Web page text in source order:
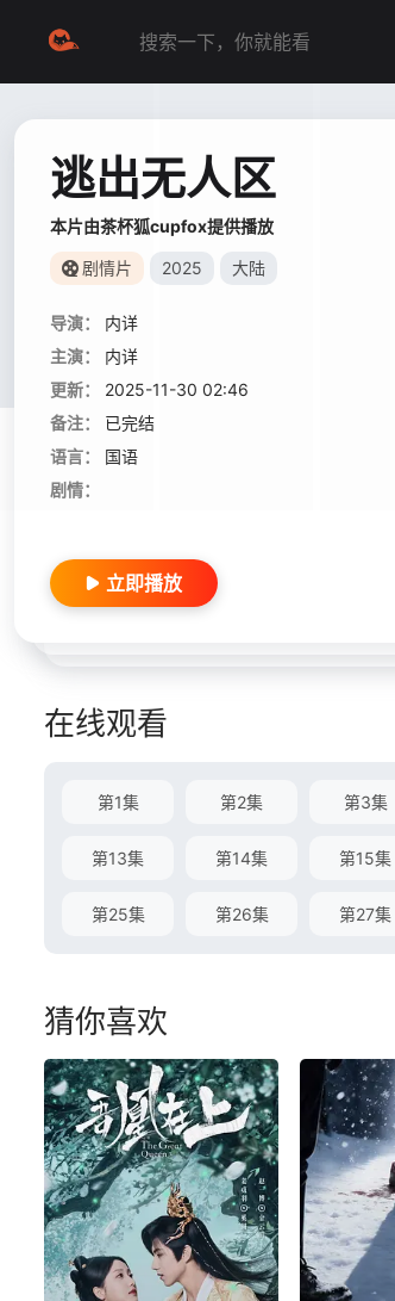
逃出无人区
本片由茶杯狐cupfox提供播放
剧情片 2025 大陆
导演：
内详
主演：
内详
更新：
2025-11-30 02:46
备注：
已完结
语言：
国语
剧情：
立即播放
在线观看
第1集 第2集 第3集
第13集 第14集 第15集
第25集 第26集 第27集
猜你喜欢